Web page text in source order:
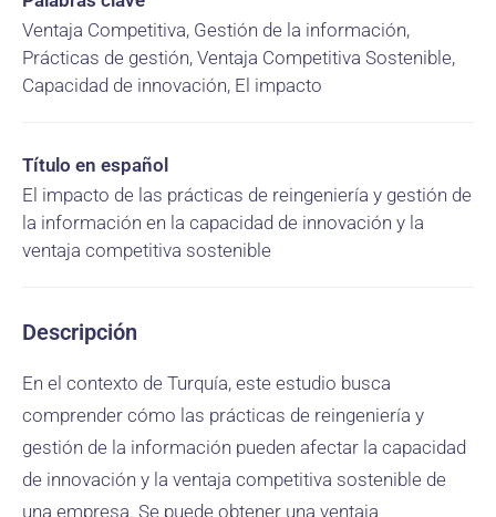
Ventaja Competitiva, Gestión de la información,
Prácticas de gestión, Ventaja Competitiva Sostenible,
Capacidad de innovación, El impacto
Título en español
El impacto de las prácticas de reingeniería y gestión de
la información en la capacidad de innovación y la
ventaja competitiva sostenible
Descripción
En el contexto de Turquía, este estudio busca
comprender cómo las prácticas de reingeniería y
gestión de la información pueden afectar la capacidad
de innovación y la ventaja competitiva sostenible de
una empresa. Se puede obtener una ventaja